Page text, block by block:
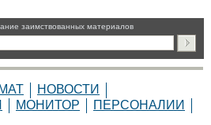
заимствованных материалов
НОВОСТИ
МОНИТОР
ПЕРСОНАЛИИ